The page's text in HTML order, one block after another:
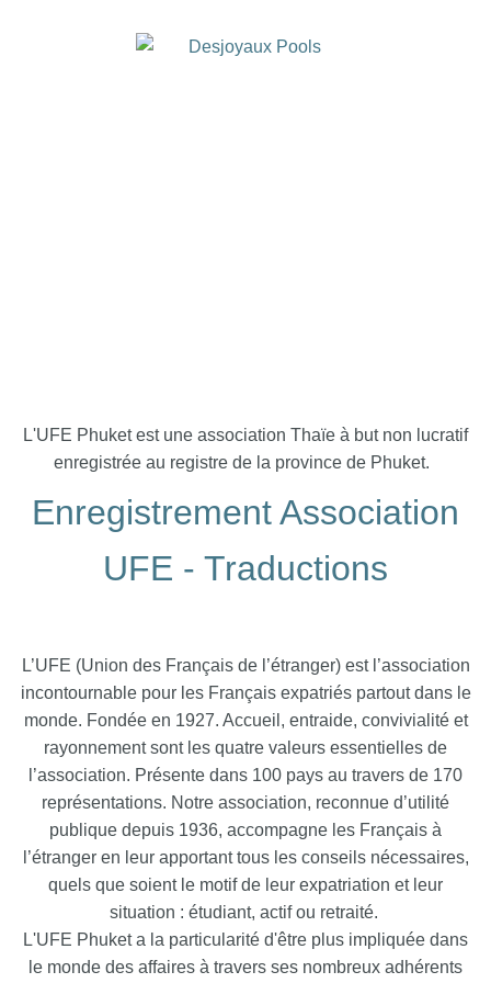
L'UFE Phuket est une association Thaïe à but non lucratif
enregistrée au registre de la province de Phuket.
Enregistrement Association
UFE - Traductions
L’UFE (Union des Français de l’étranger) est l’association
incontournable pour les Français expatriés partout dans le
monde. Fondée en 1927. Accueil, entraide, convivialité et
rayonnement sont les quatre valeurs essentielles de
l’association. Présente dans 100 pays au travers de 170
représentations. Notre association, reconnue d’utilité
publique depuis 1936, accompagne les Français à
l’étranger en leur apportant tous les conseils nécessaires,
quels que soient le motif de leur expatriation et leur
situation : étudiant, actif ou retraité.
L'UFE Phuket a la particularité d'être plus impliquée dans
le monde des affaires à travers ses nombreux adhérents